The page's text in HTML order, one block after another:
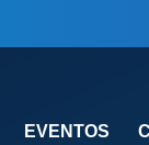
EVENTOS